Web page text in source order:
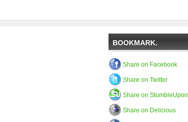
BOOKMARK.
Share on Facebook
Share on Twitter
Share on StumbleUpon
Share on Delicious